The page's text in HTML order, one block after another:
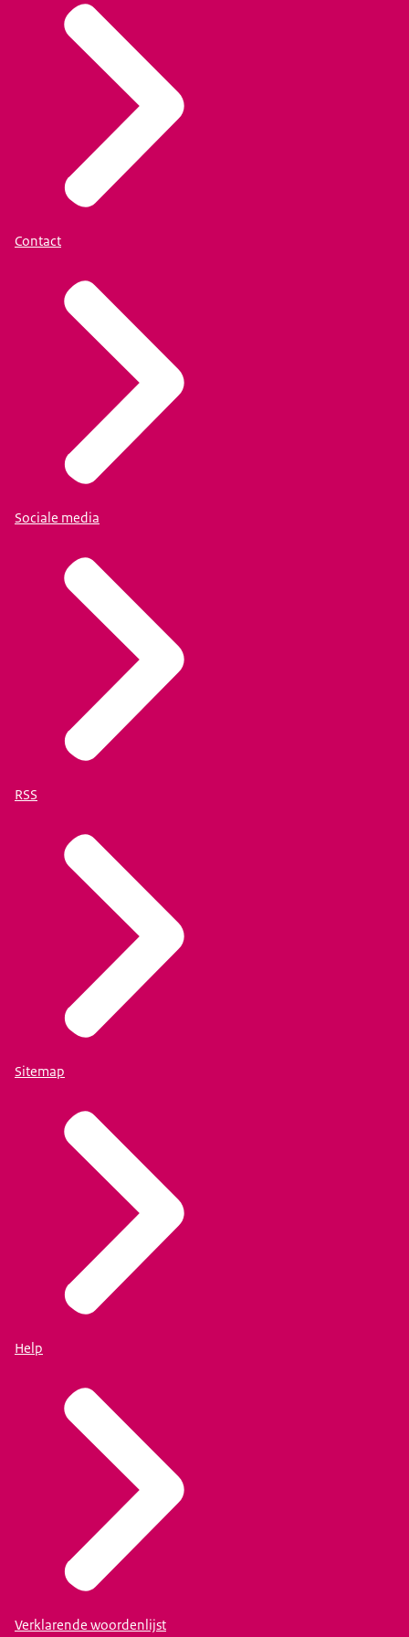
Contact
Sociale media
RSS
Sitemap
Help
Verklarende woordenlijst